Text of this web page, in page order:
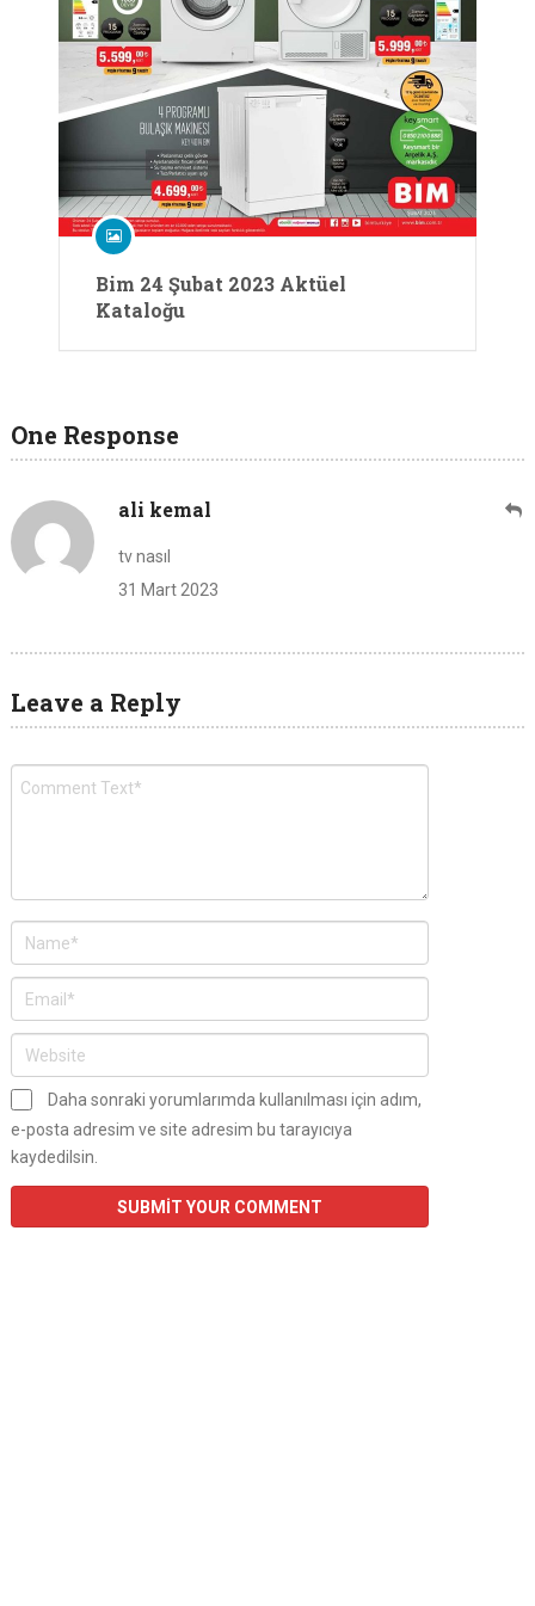
Bim 24 Şubat 2023 Aktüel
Kataloğu
One Response
ali kemal
tv nasıl
31 Mart 2023
Leave a Reply
Daha sonraki yorumlarımda kullanılması için adım,
e-posta adresim ve site adresim bu tarayıcıya
kaydedilsin.